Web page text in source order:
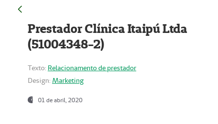
Prestador Clínica Itaipú Ltda
(51004348-2)
Texto: Relacionamento de prestador
Design: Marketing
01 de abril, 2020